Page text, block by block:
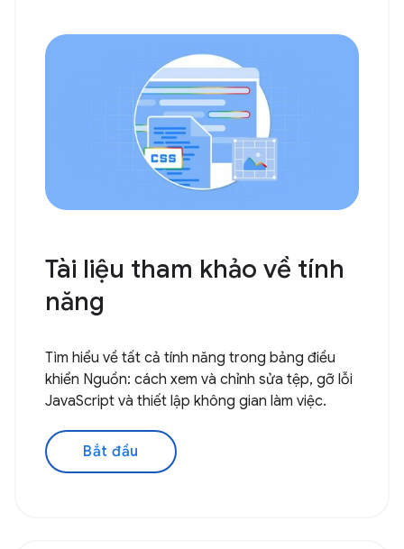
Tài liệu tham khảo về tính
năng
Tìm hiểu về tất cả tính năng trong bảng điều
khiển Nguồn: cách xem và chỉnh sửa tệp, gỡ lỗi
JavaScript và thiết lập không gian làm việc.
Bắt đầu